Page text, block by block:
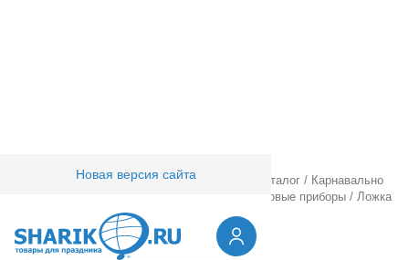
Новая версия сайта
Товары для праздника/ Оптовый каталог / Карнавально
Столовые приборы / Ложка
пласт Silver 10шт/A